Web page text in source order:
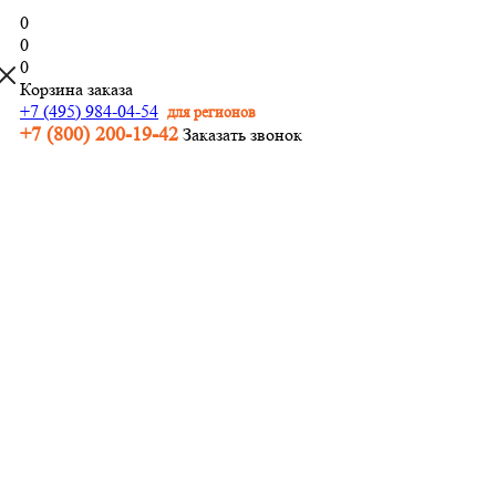
0
0
0
Корзина заказа
+7 (495) 984-04-54 для регионов
+7 (800) 200-19-42 Заказать звонок